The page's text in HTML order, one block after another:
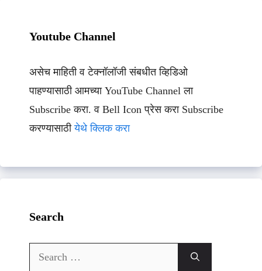
Youtube Channel
असेच माहिती व टेक्नॉलॉजी संबधीत व्हिडिओ
पाहण्यासाठी आमच्या YouTube Channel ला
Subscribe करा. व Bell Icon प्रेस करा Subscribe
करण्यासाठीयेथे क्लिक करा
Search
Search